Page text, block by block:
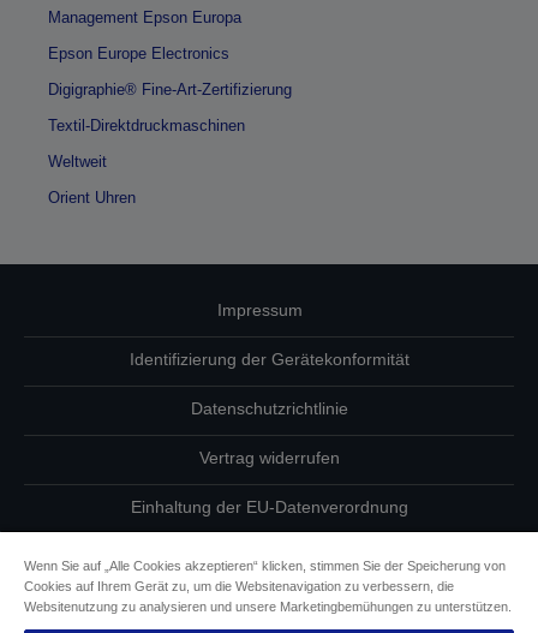
Management Epson Europa
Epson Europe Electronics
Digigraphie® Fine-Art-Zertifizierung
Textil-Direktdruckmaschinen
Weltweit
Orient Uhren
Impressum
Identifizierung der Gerätekonformität
Datenschutzrichtlinie
Vertrag widerrufen
Einhaltung der EU-Datenverordnung
Informationen zu Cookies
Wenn Sie auf „Alle Cookies akzeptieren“ klicken, stimmen Sie der Speicherung von
Cookies auf Ihrem Gerät zu, um die Websitenavigation zu verbessern, die
Websitenutzung zu analysieren und unsere Marketingbemühungen zu unterstützen.